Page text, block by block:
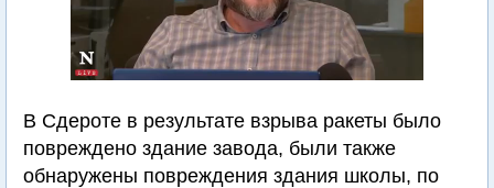
В Сдероте в результате взрыва ракеты было
повреждено здание завода, были также
обнаружены повреждения здания школы, по